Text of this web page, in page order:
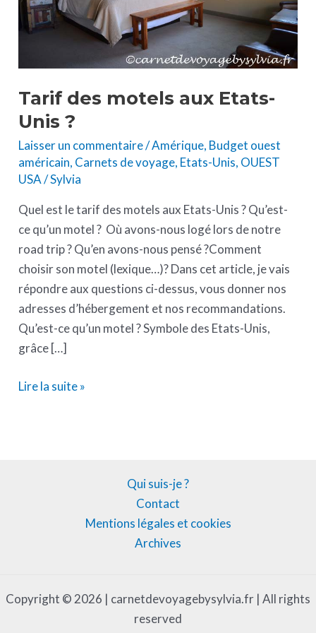
Tarif des motels aux Etats-
Unis ?
Laisser un commentaire/Amérique, Budget ouest
américain, Carnets de voyage, Etats-Unis, OUEST
USA/Sylvia
Quel est le tarif des motels aux Etats-Unis ? Qu’est-
ce qu’un motel ? Où avons-nous logé lors de notre
road trip ? Qu’en avons-nous pensé ?Comment
choisir son motel (lexique…)? Dans cet article, je vais
répondre aux questions ci-dessus, vous donner nos
adresses d’hébergement et nos recommandations.
Qu’est-ce qu’un motel ? Symbole des Etats-Unis,
grâce […]
?
Lire la suite »
Qui suis-je ?
Contact
Mentions légales et cookies
Archives
Copyright © 2026 | carnetdevoyagebysylvia.fr | All rights
reserved